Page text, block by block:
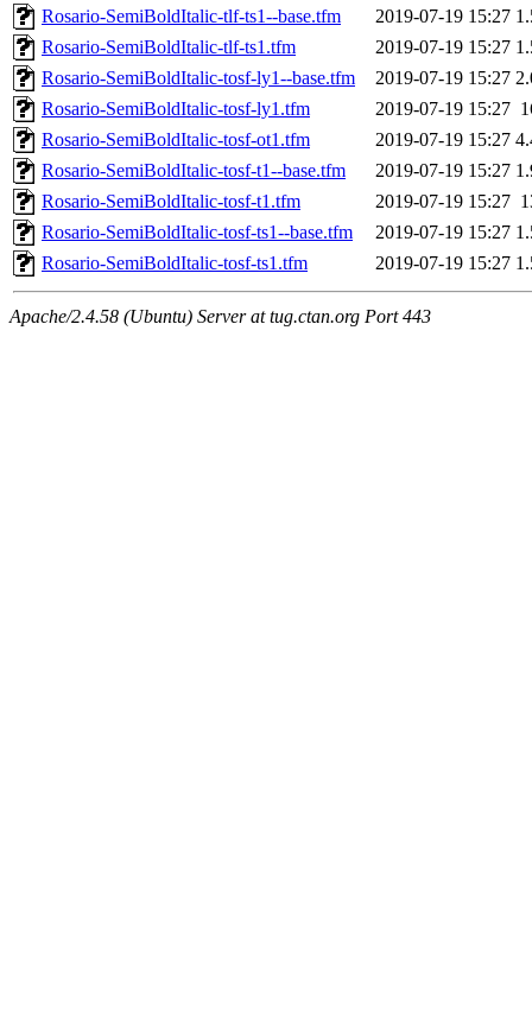
Rosario-SemiBoldItalic-tlf-ts1--base.tfm
2019-07-19 15:27
Rosario-SemiBoldItalic-tlf-ts1.tfm
2019-07-19 15:27
Rosario-SemiBoldItalic-tosf-ly1--base.tfm
2019-07-19 15:27
Rosario-SemiBoldItalic-tosf-ly1.tfm
2019-07-19 15:27
Rosario-SemiBoldItalic-tosf-ot1.tfm
2019-07-19 15:27
Rosario-SemiBoldItalic-tosf-t1--base.tfm
2019-07-19 15:27
Rosario-SemiBoldItalic-tosf-t1.tfm
2019-07-19 15:27
Rosario-SemiBoldItalic-tosf-ts1--base.tfm
2019-07-19 15:27
Rosario-SemiBoldItalic-tosf-ts1.tfm
2019-07-19 15:27
Apache/2.4.58 (Ubuntu) Server at tug.ctan.org Port 443